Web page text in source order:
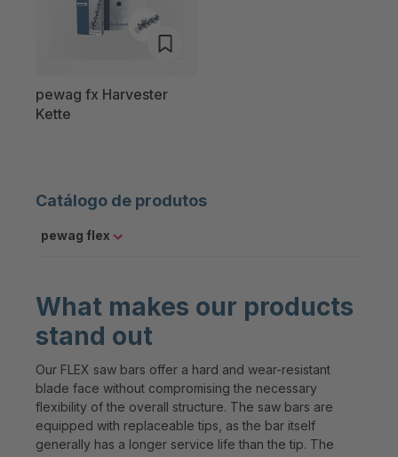
pewag fx Harvester
Kette
Catálogo de produtos
pewag flex
What makes our products
stand out
Our FLEX saw bars offer a hard and wear-resistant
blade face without compromising the necessary
flexibility of the overall structure. The saw bars are
equipped with replaceable tips, as the bar itself
generally has a longer service life than the tip. The